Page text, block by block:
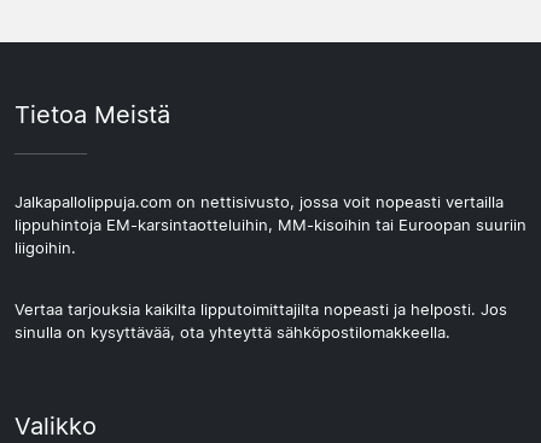
Tietoa Meistä
Jalkapallolippuja.com on nettisivusto, jossa voit nopeasti vertailla
lippuhintoja EM-karsintaotteluihin, MM-kisoihin tai Euroopan suuriin
liigoihin.
Vertaa tarjouksia kaikilta lipputoimittajilta nopeasti ja helposti. Jos
sinulla on kysyttävää, ota yhteyttä sähköpostilomakkeella.
Valikko